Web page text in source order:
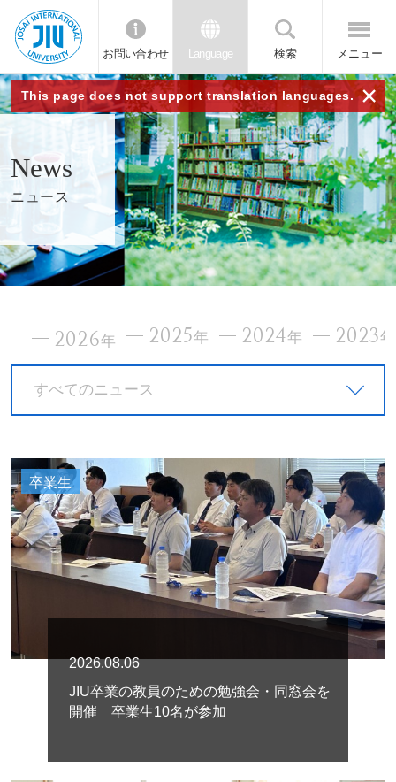
JIU
城西
国際
大学
お問い合わせ Language 検索 メニュー
This page does not support translation languages. ×
News
ニュース
2026年 2025年 2024年 2023年
すべてのニュース
卒業生
2026.08.06
JIU卒業の教員のための勉強会・同窓会を
開催 卒業生10名が参加